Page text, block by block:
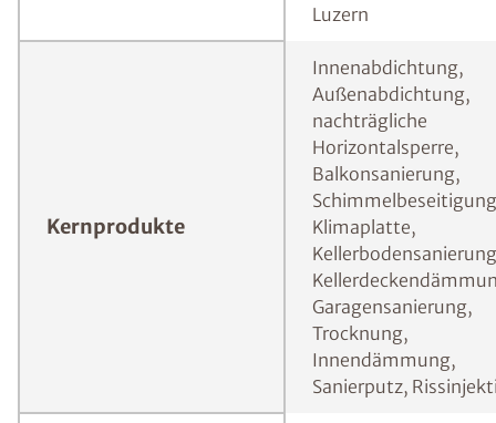
Luzern
Kernprodukte
Innenabdichtung,
Außenabdichtung,
nachträgliche
Horizontalsperre,
Balkonsanierung,
Klimaplatte,
Garagensanierung,
Trocknung,
Innendämmung,
Sanierputz,